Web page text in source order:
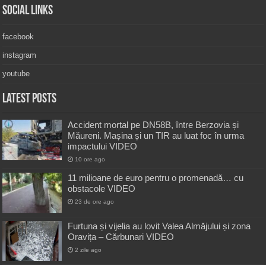
Social Links
facebook
instagram
youtube
Latest Posts
Accident mortal pe DN58B, între Berzovia și
Măureni. Mașina și un TIR au luat foc în urma
impactului VIDEO
10 ore ago
11 milioane de euro pentru o promenadă… cu
obstacole VIDEO
23 de ore ago
Furtuna și vijelia au lovit Valea Almăjului și zona
Oravița – Cărbunari VIDEO
2 zile ago